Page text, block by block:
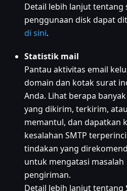
Detail lebih lanjut tentang
penggunaan disk dapat
di sini.
Statistik mail
Pantau aktivitas email
domain dan kotak surat
Anda. Lihat berapa
yang dikirim, terkirim, atau
memantul, dan dapatkan
kesalahan SMTP
tindakan yang
untuk mengatasi masalah
pengiriman.
Detail lebih lanjut tentang